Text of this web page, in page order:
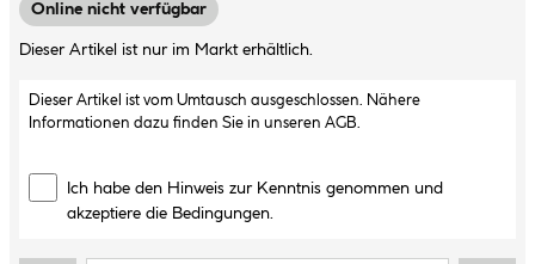
Online nicht verfügbar
Dieser Artikel ist nur im Markt erhältlich.
Dieser Artikel ist vom Umtausch ausgeschlossen. Nähere
Informationen dazu finden Sie in unseren AGB
Ich habe den Hinweis zur Kenntnis genommen und
akzeptiere die Bedingungen.